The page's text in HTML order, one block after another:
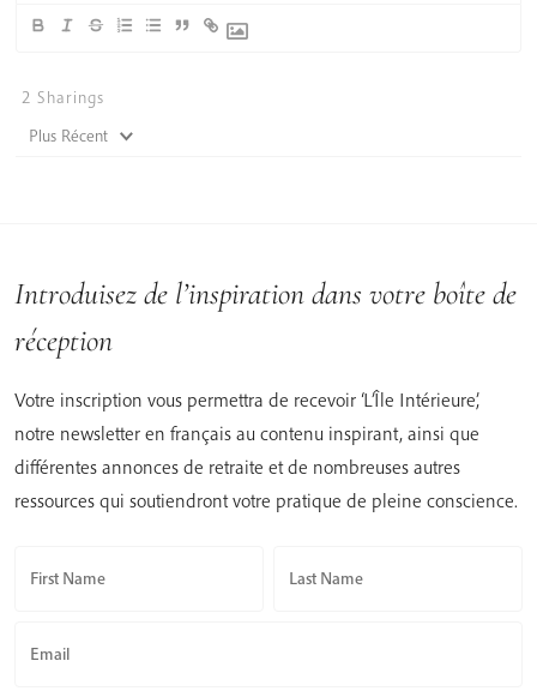
2 Sharings
Plus Récent
Introduisez de l’inspiration dans votre boîte de
réception
Votre inscription vous permettra de recevoir ‘L’Île Intérieure’,
notre newsletter en français au contenu inspirant, ainsi que
différentes annonces de retraite et de nombreuses autres
ressources qui soutiendront votre pratique de pleine conscience.
First Name Last Name
Email